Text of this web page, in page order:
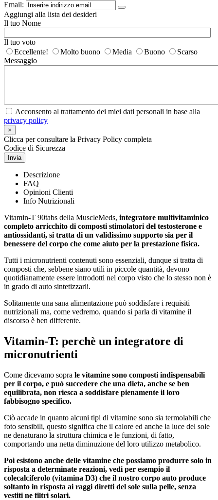
Email:
Aggiungi alla lista dei desideri
Il tuo Nome
Il tuo voto
Eccellente!
Molto buono Media Buono
Scarso
Messaggio
Acconsento al trattamento dei miei dati personali in base alla
privacy policy
×
Clicca per consultare la Privacy Policy completa
Codice di Sicurezza
Invia
Descrizione
FAQ
Opinioni Clienti
Info Nutrizionali
Vitamin-T 90tabs della MuscleMeds, integratore multivitaminico
completo arricchito di composti stimolatori del testosterone e
antiossidanti, si tratta di un validissimo supporto sia per il
benessere del corpo che come aiuto per la prestazione fisica.
Tutti i micronutrienti contenuti sono essenziali, dunque si tratta di
composti che, sebbene siano utili in piccole quantità, devono
quotidianamente essere introdotti nel corpo visto che lo stesso non è
in grado di auto sintetizzarli.
Solitamente una sana alimentazione può soddisfare i requisiti
nutrizionali ma, come vedremo, quando si parla di vitamine il
discorso è ben differente.
Vitamin-T: perchè un integratore di
micronutrienti
Come dicevamo sopra le vitamine sono composti indispensabili
per il corpo, e può succedere che una dieta, anche se ben
equilibrata, non riesca a soddisfare pienamente il loro
fabbisogno specifico.
Ciò accade in quanto alcuni tipi di vitamine sono sia termolabili che
foto sensibili, questo significa che il calore ed anche la luce del sole
ne denaturano la struttura chimica e le funzioni, di fatto,
comportando una netta diminuzione del loro utilizzo metabolico.
Poi esistono anche delle vitamine che possiamo produrre solo in
risposta a determinate reazioni, vedi per esempio il
colecalciferolo (vitamina D3) che il nostro corpo auto produce
soltanto in risposta ai raggi diretti del sole sulla pelle, senza
vestiti ne filtri solari.